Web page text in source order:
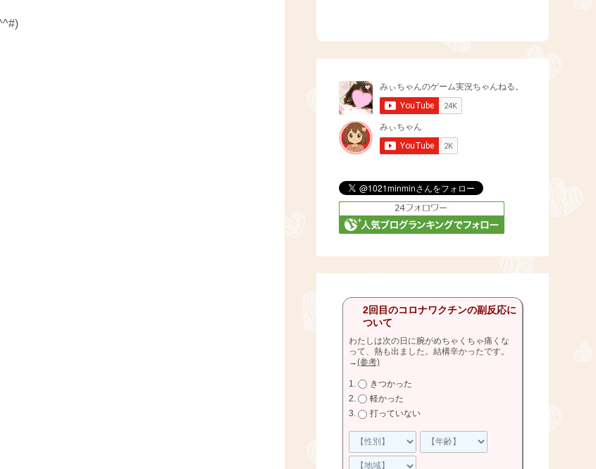
2回目のコロナワクチンの副反応に
ついて
わたしは次の日に腕がめちゃくちゃ痛くな
って、熱も出ました。結構辛かったです。
→(参考)
きつかった
軽かった
打っていない